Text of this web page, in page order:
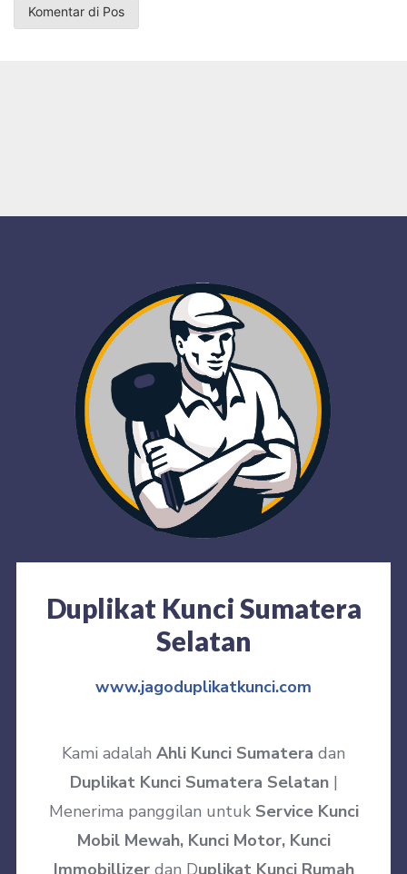
Duplikat Kunci Sumatera
Selatan
www.jagoduplikatkunci.com
Kami adalah Ahli Kunci Sumatera dan
Duplikat Kunci Sumatera Selatan|
Menerima panggilan untuk Service Kunci
Mobil Mewah, Kunci Motor, Kunci
Immobillizerdan Duplikat Kunci Rumah